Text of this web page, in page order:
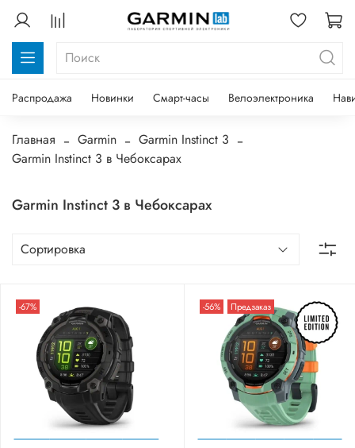
Распродажа Новинки Смарт-часы Велоэлектроника
Главная Garmin
Garmin Instinct 3
Garmin Instinct 3 в Чебоксарах
Garmin Instinct 3 в Чебоксарах
-67% -56% Предзаказ